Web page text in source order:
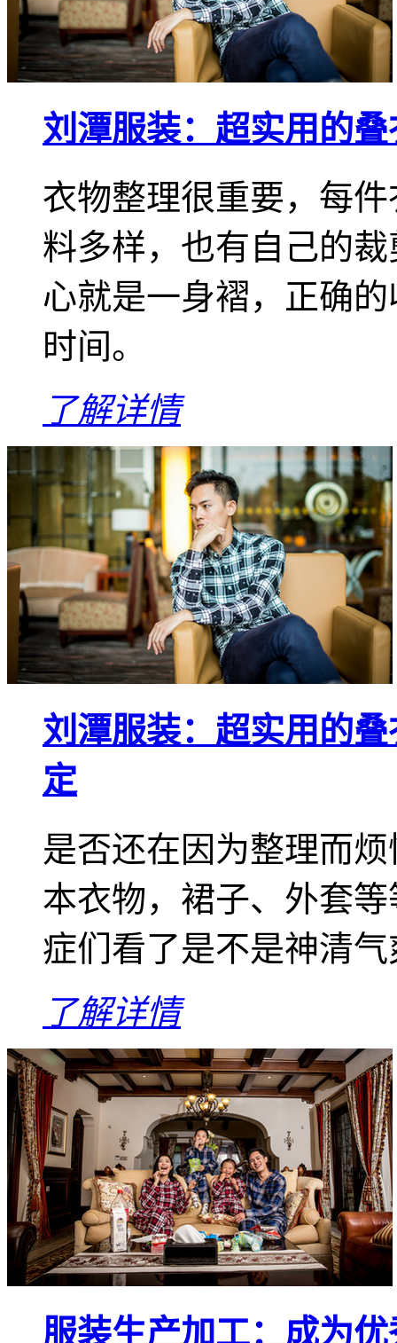
刘潭服装：超实用的
衣物整理很重要，每
料多样，也有自己的
心就是一身褶，正确
时间。
了解详情
刘潭服装：超实用的
定
是否还在因为整理而
本衣物，裙子、外套
症们看了是不是神清气
了解详情
服装生产加工：成为